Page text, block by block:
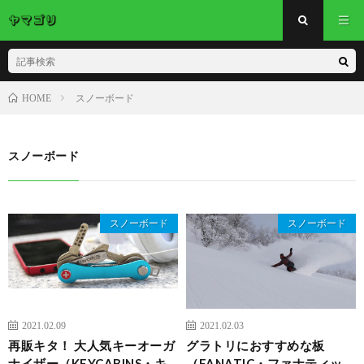
HOME スノーボード
スノーボード
スノーボード
2021.02.09
再販キタ！ 大人気キーオーガ
スノーボード
2021.02.03
グラトリにおすすめな板